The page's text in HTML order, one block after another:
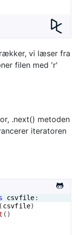
vi læser fra
filen med 'r'
.next() metoden
iteratoren
csvfile :
( csvfile)
( )